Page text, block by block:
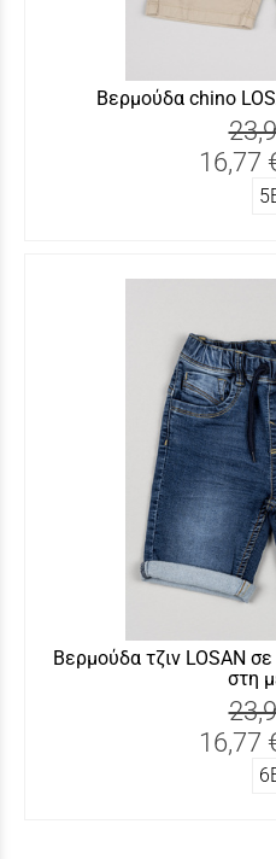
Βερμούδα chino
16,77
Βερμούδα τζιν LOSAN
στη
16,77